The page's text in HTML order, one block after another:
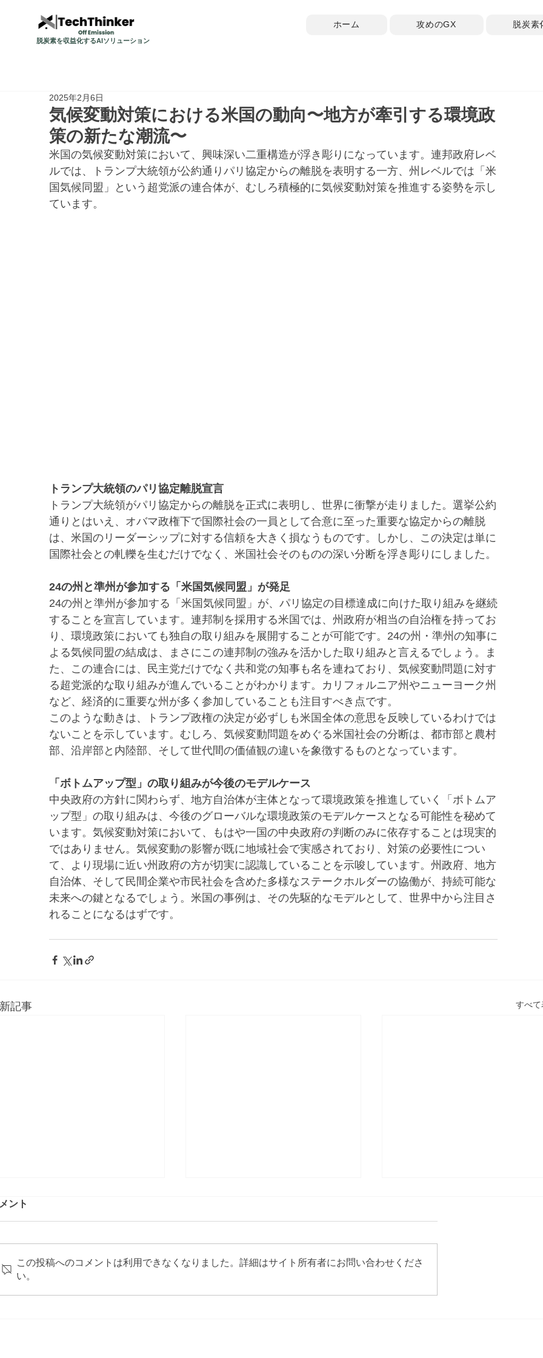
脱炭素を収益化するAIソリューション
ホーム 攻めのGX 脱炭素
気候変動対策における米国の動向〜地方が牽引する環境政
策の新たな潮流〜
2025年2月6日
米国の気候変動対策において、興味深い二重構造が浮き彫りになっています。連邦政府レベ
ルでは、トランプ大統領が公約通りパリ協定からの離脱を表明する一方、州レベルでは「米
国気候同盟」という超党派の連合体が、むしろ積極的に気候変動対策を推進する姿勢を示し
ています。
トランプ大統領のパリ協定離脱宣言
トランプ大統領がパリ協定からの離脱を正式に表明し、世界に衝撃が走りました。選挙公約
通りとはいえ、オバマ政権下で国際社会の一員として合意に至った重要な協定からの離脱
は、米国のリーダーシップに対する信頼を大きく損なうものです。しかし、この決定は単に
国際社会との軋轢を生むだけでなく、米国社会そのものの深い分断を浮き彫りにしました。
24の州と準州が参加する「米国気候同盟」が発足
24の州と準州が参加する「米国気候同盟」が、パリ協定の目標達成に向けた取り組みを継続
することを宣言しています。連邦制を採用する米国では、州政府が相当の自治権を持ってお
り、環境政策においても独自の取り組みを展開することが可能です。24の州・準州の知事に
よる気候同盟の結成は、まさにこの連邦制の強みを活かした取り組みと言えるでしょう。ま
た、この連合には、民主党だけでなく共和党の知事も名を連ねており、気候変動問題に対す
る超党派的な取り組みが進んでいることがわかります。カリフォルニア州やニューヨーク州
など、経済的に重要な州が多く参加していることも注目すべき点です。
このような動きは、トランプ政権の決定が必ずしも米国全体の意思を反映しているわけでは
ないことを示しています。むしろ、気候変動問題をめぐる米国社会の分断は、都市部と農村
部、沿岸部と内陸部、そして世代間の価値観の違いを象徴するものとなっています。
「ボトムアップ型」の取り組みが今後のモデルケース
中央政府の方針に関わらず、地方自治体が主体となって環境政策を推進していく「ボトムア
ップ型」の取り組みは、今後のグローバルな環境政策のモデルケースとなる可能性を秘めて
います。気候変動対策において、もはや一国の中央政府の判断のみに依存することは現実的
ではありません。気候変動の影響が既に地域社会で実感されており、対策の必要性につい
て、より現場に近い州政府の方が切実に認識していることを示唆しています。州政府、地方
自治体、そして民間企業や市民社会を含めた多様なステークホルダーの協働が、持続可能な
未来への鍵となるでしょう。米国の事例は、その先駆的なモデルとして、世界中から注目さ
れることになるはずです。
記事 すべて
日本における炭素賦課金制度
脱炭素推進におけるサプライ
【2026年5月最新動向】いよ
ント
この投稿へのコメントは利用できなくなりました。詳細はサイト所有者にお問い合わせくださ
い。